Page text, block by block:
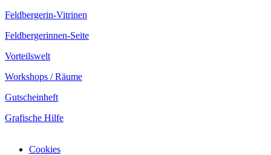
Feldbergerin-Vitrinen
Feldbergerinnen-Seite
Vorteilswelt
Workshops / Räume
Gutscheinheft
Grafische Hilfe
Cookies